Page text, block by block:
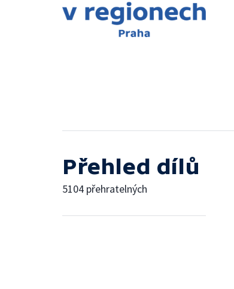
Přehled dílů
5104 přehratelných